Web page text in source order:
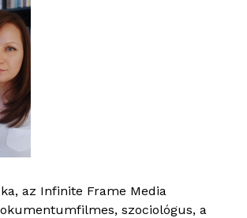
az Infinite Frame Media
szociológus, a